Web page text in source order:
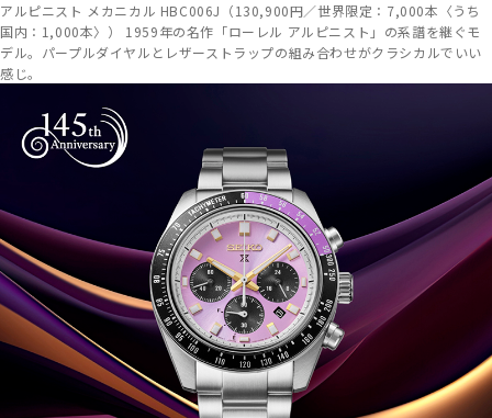
アルピニスト メカニカル HBC006J（130,900円／世界限定：7,000本〈うち
国内：1,000本〉） 1959年の名作「ローレル アルピニスト」の系譜を継ぐモ
デル。パープルダイヤルとレザーストラップの組み合わせがクラシカルでいい
感じ。